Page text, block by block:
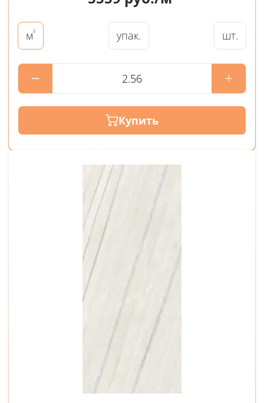
м² упак. шт.
Купить